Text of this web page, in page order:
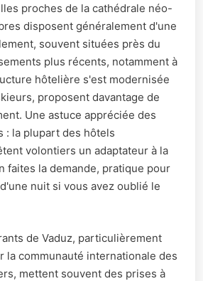
proches de la cathédrale néo-
disposent généralement d'une
souvent situées près du
plus récents, notamment à
hôtelière s'est modernisée
proposent davantage de
Une astuce appréciée des
: la plupart des hôtels
volontiers un adaptateur à la
faites la demande, pratique pour
nuit si vous avez oublié le
de Vaduz, particulièrement
la communauté internationale des
mettent souvent des prises à